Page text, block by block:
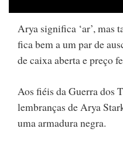
Arya significa ‘ar’, mas
fica bem a um par de
de caixa aberta e preço
Aos fiéis da Guerra dos
lembranças de Arya
uma armadura negra.